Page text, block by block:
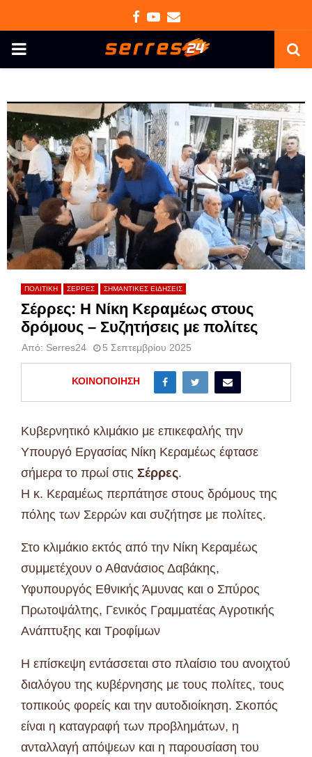
Facebook
Youtube
Email
PRIMARY
ΠΟΛΙΤΙΚΗ ΣΕΡΡΕΣ ΣΗΜΑΝΤΙΚΕΣ ΕΙΔΗΣΕΙΣ
Σέρρες: Η Νίκη Κεραμέως στους
δρόμους – Συζητήσεις με πολίτες
Από: Serres24 5 Σεπτεμβρίου 2025
ΚΟΙΝΟΠΟΊΗΣΗ
Κυβερνητικό κλιμάκιο με επικεφαλής την
Υπουργό Εργασίας Νίκη Κεραμέως έφτασε
σήμερα το πρωί στις Σέρρες.
Η κ. Κεραμέως περπάτησε στους δρόμους της
πόλης των Σερρών και συζήτησε με πολίτες.
Στο κλιμάκιο εκτός από την Νίκη Κεραμέως
συμμετέχουν ο Αθανάσιος Δαβάκης,
Υφυπουργός Εθνικής Άμυνας και ο Σπύρος
Πρωτοψάλτης, Γενικός Γραμματέας Αγροτικής
Ανάπτυξης και Τροφίμων
Η επίσκεψη εντάσσεται στο πλαίσιο του ανοιχτού
διαλόγου της κυβέρνησης με τους πολίτες, τους
τοπικούς φορείς και την αυτοδιοίκηση. Σκοπός
είναι η καταγραφή των προβλημάτων, η
ανταλλαγή απόψεων και η παρουσίαση του